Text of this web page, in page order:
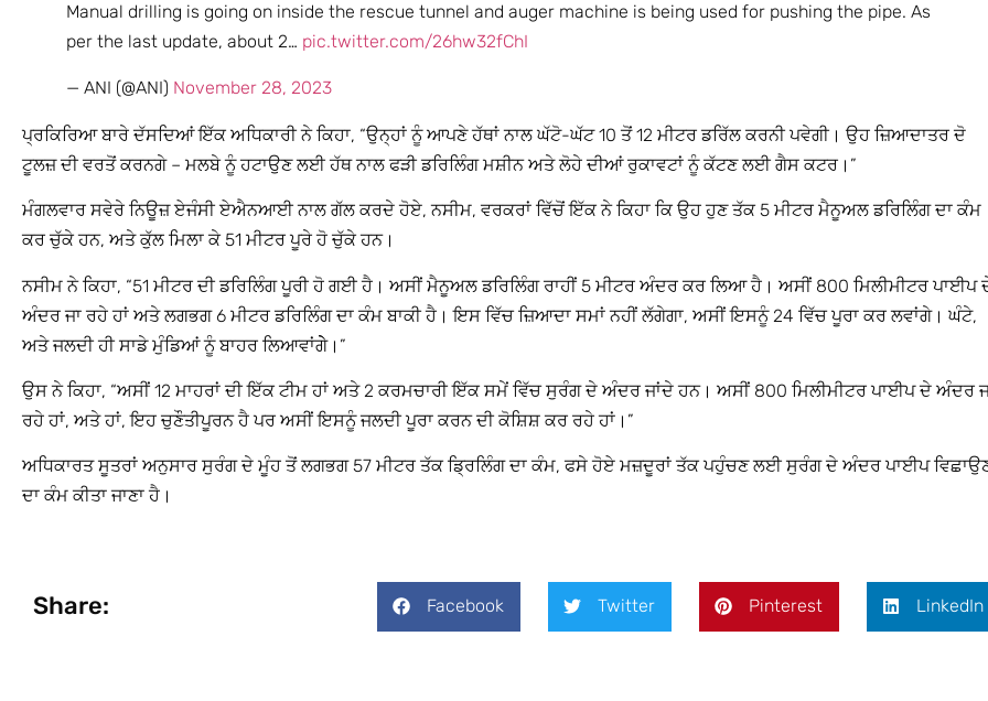
Manual drilling is going on inside the rescue tunnel and auger machine is being used for pushing the pipe. As
per the last update, about 2… pic.twitter.com/26hw32fChI
— ANI (@ANI) November 28, 2023
ਪ੍ਰਕਿਰਿਆ ਬਾਰੇ ਦੱਸਦਿਆਂ ਇੱਕ ਅਧਿਕਾਰੀ ਨੇ ਕਿਹਾ, “ਉਨ੍ਹਾਂ ਨੂੰ ਆਪਣੇ ਹੱਥਾਂ ਨਾਲ ਘੱਟੋ-ਘੱਟ 10 ਤੋਂ 12 ਮੀਟਰ ਡਰਿੱਲ ਕਰਨੀ ਪਵੇਗੀ। ਉਹ ਜ਼ਿਆਦਾਤਰ ਦੋ
ਟੂਲਜ਼ ਦੀ ਵਰਤੋਂ ਕਰਨਗੇ – ਮਲਬੇ ਨੂੰ ਹਟਾਉਣ ਲਈ ਹੱਥ ਨਾਲ ਫੜੀ ਡਰਿਲਿੰਗ ਮਸ਼ੀਨ ਅਤੇ ਲੋਹੇ ਦੀਆਂ ਰੁਕਾਵਟਾਂ ਨੂੰ ਕੱਟਣ ਲਈ ਗੈਸ ਕਟਰ।”
ਮੰਗਲਵਾਰ ਸਵੇਰੇ ਨਿਊਜ਼ ਏਜੰਸੀ ਏਐਨਆਈ ਨਾਲ ਗੱਲ ਕਰਦੇ ਹੋਏ, ਨਸੀਮ, ਵਰਕਰਾਂ ਵਿੱਚੋਂ ਇੱਕ ਨੇ ਕਿਹਾ ਕਿ ਉਹ ਹੁਣ ਤੱਕ 5 ਮੀਟਰ ਮੈਨੂਅਲ ਡਰਿਲਿੰਗ ਦਾ ਕੰਮ
ਕਰ ਚੁੱਕੇ ਹਨ, ਅਤੇ ਕੁੱਲ ਮਿਲਾ ਕੇ 51 ਮੀਟਰ ਪੂਰੇ ਹੋ ਚੁੱਕੇ ਹਨ।
ਨਸੀਮ ਨੇ ਕਿਹਾ, “51 ਮੀਟਰ ਦੀ ਡਰਿਲਿੰਗ ਪੂਰੀ ਹੋ ਗਈ ਹੈ। ਅਸੀਂ ਮੈਨੂਅਲ ਡਰਿਲਿੰਗ ਰਾਹੀਂ 5 ਮੀਟਰ ਅੰਦਰ ਕਰ ਲਿਆ ਹੈ। ਅਸੀਂ 800 ਮਿਲੀਮੀਟਰ ਪਾਈਪ
ਅੰਦਰ ਜਾ ਰਹੇ ਹਾਂ ਅਤੇ ਲਗਭਗ 6 ਮੀਟਰ ਡਰਿਲਿੰਗ ਦਾ ਕੰਮ ਬਾਕੀ ਹੈ। ਇਸ ਵਿੱਚ ਜ਼ਿਆਦਾ ਸਮਾਂ ਨਹੀਂ ਲੱਗੇਗਾ, ਅਸੀਂ ਇਸਨੂੰ 24 ਵਿੱਚ ਪੂਰਾ ਕਰ ਲਵਾਂਗੇ। ਘੰਟੇ,
ਅਤੇ ਜਲਦੀ ਹੀ ਸਾਡੇ ਮੁੰਡਿਆਂ ਨੂੰ ਬਾਹਰ ਲਿਆਵਾਂਗੇੇ।”
ਉਸ ਨੇ ਕਿਹਾ, “ਅਸੀਂ 12 ਮਾਹਰਾਂ ਦੀ ਇੱਕ ਟੀਮ ਹਾਂ ਅਤੇ 2 ਕਰਮਚਾਰੀ ਇੱਕ ਸਮੇਂ ਵਿੱਚ ਸੁਰੰਗ ਦੇ ਅੰਦਰ ਜਾਂਦੇ ਹਨ। ਅਸੀਂ 800 ਮਿਲੀਮੀਟਰ ਪਾਈਪ ਦੇ ਅੰਦਰ
ਰਹੇ ਹਾਂ, ਅਤੇ ਹਾਂ, ਇਹ ਚੁਣੌਤੀਪੂਰਨ ਹੈ ਪਰ ਅਸੀਂ ਇਸਨੂੰ ਜਲਦੀ ਪੂਰਾ ਕਰਨ ਦੀ ਕੋਸ਼ਿਸ਼ ਕਰ ਰਹੇ ਹਾਂ।”
ਅਧਿਕਾਰਤ ਸੂਤਰਾਂ ਅਨੁਸਾਰ ਸੁਰੰਗ ਦੇ ਮੂੰਹ ਤੋਂ ਲਗਭਗ 57 ਮੀਟਰ ਤੱਕ ਡ੍ਰਿਲਿੰਗ ਦਾ ਕੰਮ, ਫਸੇ ਹੋਏ ਮਜ਼ਦੂਰਾਂ ਤੱਕ ਪਹੁੰਚਣ ਲਈ ਸੁਰੰਗ ਦੇ ਅੰਦਰ ਪਾਈਪ
ਦਾ ਕੰਮ ਕੀਤਾ ਜਾਣਾ ਹੈ।
Share: Facebook Twitter Pinterest LinkedIn